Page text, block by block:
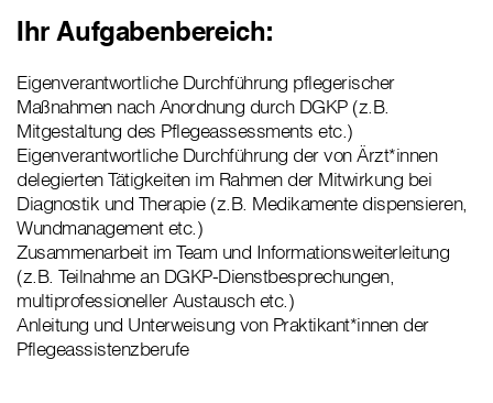
Ihr Aufgabenbereich:
Eigenverantwortliche Durchführung pflegerischer
Maßnahmen nach Anordnung durch DGKP (z.B.
Mitgestaltung des Pflegeassessments etc.)
Eigenverantwortliche Durchführung der von Ärzt*innen
delegierten Tätigkeiten im Rahmen der Mitwirkung bei
Diagnostik und Therapie (z.B. Medikamente dispensieren,
Wundmanagement etc.)
Zusammenarbeit im Team und Informationsweiterleitung
(z.B. Teilnahme an DGKP-Dienstbesprechungen,
multiprofessioneller Austausch etc.)
Anleitung und Unterweisung von Praktikant*innen der
Pflegeassistenzberufe